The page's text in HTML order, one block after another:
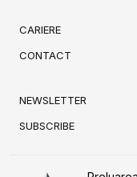
CARIERE
CONTACT
NEWSLETTER
SUBSCRIBE